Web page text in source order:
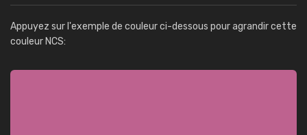
Appuyez sur l'exemple de couleur ci-dessous pour agrandir cette
couleur NCS: